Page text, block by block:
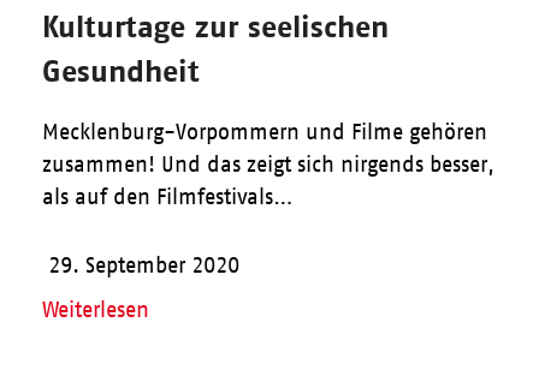
Kulturtage zur seelischen
Gesundheit
Mecklenburg-Vorpommern und Filme gehören
zusammen! Und das zeigt sich nirgends besser,
als auf den Filmfestivals…
29. September 2020
Weiterlesen